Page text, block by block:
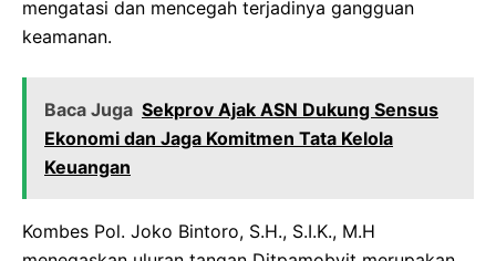
mengatasi dan mencegah terjadinya gangguan
keamanan.
Baca Juga Sekprov Ajak ASN Dukung Sensus
Ekonomi dan Jaga Komitmen Tata Kelola
Keuangan
Kombes Pol. Joko Bintoro, S.H., S.I.K., M.H